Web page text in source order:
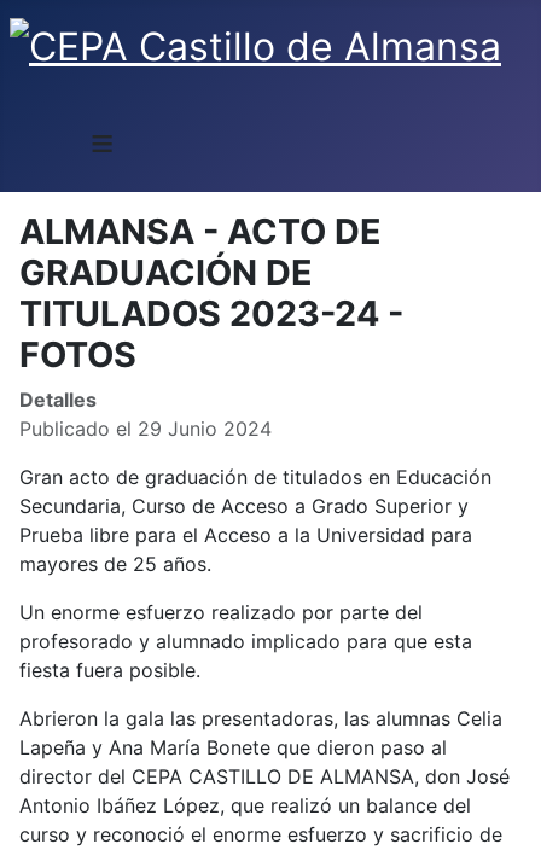
≡
ALMANSA - ACTO DE
GRADUACIÓN DE
TITULADOS 2023-24 -
FOTOS
Detalles
Publicado el 29 Junio 2024
Gran acto de graduación de titulados en Educación
Secundaria, Curso de Acceso a Grado Superior y
Prueba libre para el Acceso a la Universidad para
mayores de 25 años.
Un enorme esfuerzo realizado por parte del
profesorado y alumnado implicado para que esta
fiesta fuera posible.
Abrieron la gala las presentadoras, las alumnas Celia
Lapeña y Ana María Bonete que dieron paso al
director del CEPA CASTILLO DE ALMANSA, don José
Antonio Ibáñez López, que realizó un balance del
curso y reconoció el enorme esfuerzo y sacrificio de